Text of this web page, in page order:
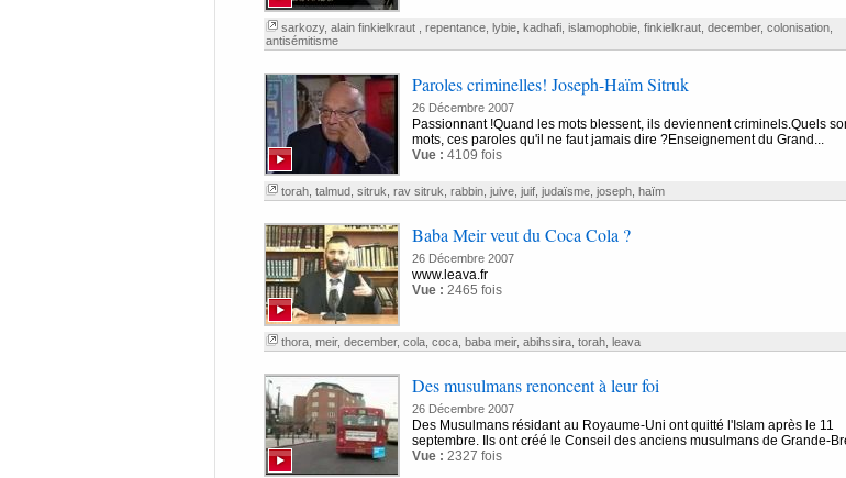
sarkozy, alain finkielkraut repentance, lybie, kadhafi, islamophobie, finkielkraut, december, colonisation,
antisémitisme
Paroles criminelles! Joseph-Haïm Sitruk
26 Décembre 2007
Passionnant !Quand les mots blessent, ils deviennent criminels.Quels
mots, ces paroles qu'il ne faut jamais dire ?Enseignement du Grand...
Vue : 4109 fois
torah, talmud, sitruk rav sitruk rabbin, juive, juif, judaïsme, joseph, haïm
Baba Meir veut du Coca Cola ?
26 Décembre 2007
www.leava.fr
Vue : 2465 fois
thora, meir, december, cola, coca, baba meir, abihssira, torah, leava
Des musulmans renoncent à leur foi
26 Décembre 2007
Des Musulmans résidant au Royaume-Uni ont quitté l'Islam après le 11
septembre. Ils ont créé le Conseil des anciens musulmans de Grande-
Vue : 2327 fois